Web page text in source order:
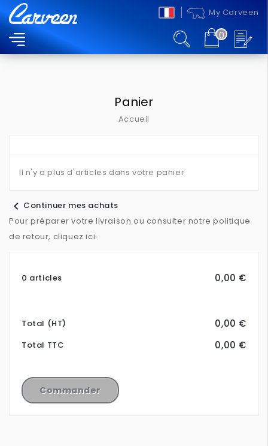
My Carveen
0
MENU
Panier
Accueil
Il n'y a plus d'articles dans votre panier
chevron_left Continuer mes achats
Pour préparer votre livraison ou consulter notre politique
de retour, cliquez ici.
0 articles 0,00 €
Total (HT) 0,00 €
Total TTC 0,00 €
Commander